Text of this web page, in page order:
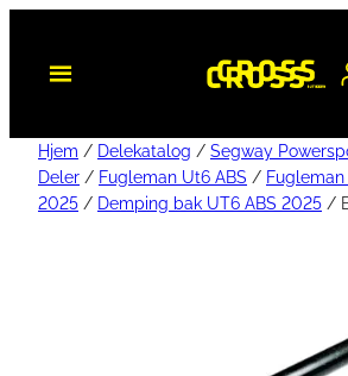
Hjem / Delekatalog / Segway
Deler / Fugleman Ut6 ABS / Fugleman
2025 / Demping bak UT6 ABS 2025 /